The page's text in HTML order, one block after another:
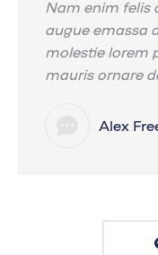
Alex
Nam enim felis
augue emassa
molestie lorem
mauris ornare